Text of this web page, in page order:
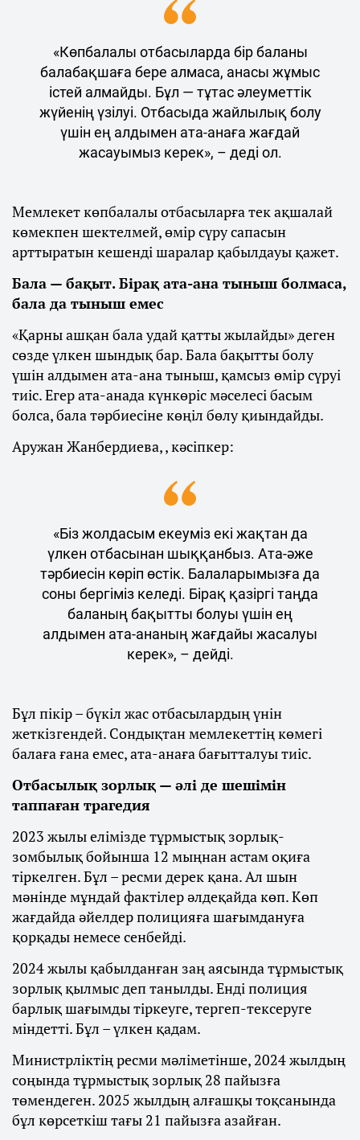
«Көпбалалы отбасыларда бір баланы
балабақшаға бере алмаса, анасы жұмыс
істей алмайды. Бұл — тұтас әлеуметтік
жүйенің үзілуі. Отбасыда жайлылық болу
үшін ең алдымен ата-анаға жағдай
жасауымыз керек», – деді ол.
Мемлекет көпбалалы отбасыларға тек ақшалай
көмекпен шектелмей, өмір сүру сапасын
арттыратын кешенді шаралар қабылдауы қажет.
Бала — бақыт. Бірақ ата-ана тыныш болмаса,
бала да тыныш емес
«Қарны ашқан бала удай қатты жылайды» деген
сөзде үлкен шындық бар. Бала бақытты болу
үшін алдымен ата-ана тыныш, қамсыз өмір сүруі
тиіс. Егер ата-анада күнкөріс мәселесі басым
болса, бала тәрбиесіне көңіл бөлу қиындайды.
Аружан Жанбердиева, , кәсіпкер:
«Біз жолдасым екеуміз екі жақтан да
үлкен отбасынан шыққанбыз. Ата-әже
тәрбиесін көріп өстік. Балаларымызға да
соны бергіміз келеді. Бірақ қазіргі таңда
баланың бақытты болуы үшін ең
алдымен ата-ананың жағдайы жасалуы
керек», – дейді.
Бұл пікір – бүкіл жас отбасылардың үнін
жеткізгендей. Сондықтан мемлекеттің көмегі
балаға ғана емес, ата-анаға бағытталуы тиіс.
Отбасылық зорлық — әлі де шешімін
таппаған трагедия
2023 жылы елімізде тұрмыстық зорлық-
зомбылық бойынша 12 мыңнан астам оқиға
тіркелген. Бұл – ресми дерек қана. Ал шын
мәнінде мұндай фактілер әлдеқайда көп. Көп
жағдайда әйелдер полицияға шағымдануға
қорқады немесе сенбейді.
2024 жылы қабылданған заң аясында тұрмыстық
зорлық қылмыс деп танылды. Енді полиция
барлық шағымды тіркеуге, тергеп-тексеруге
міндетті. Бұл – үлкен қадам.
Министрліктің ресми мәліметінше, 2024 жылдың
соңында тұрмыстық зорлық 28 пайызға
төмендеген. 2025 жылдың алғашқы тоқсанында
бұл көрсеткіш тағы 21 пайызға азайған.